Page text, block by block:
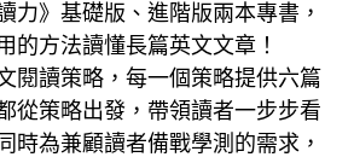
力》基礎版、進階版兩本專書，
的方法讀懂長篇英文文章！
閱讀策略，每一個策略提供六篇
從策略出發，帶領讀者一步步看
時為兼顧讀者備戰學測的需求，